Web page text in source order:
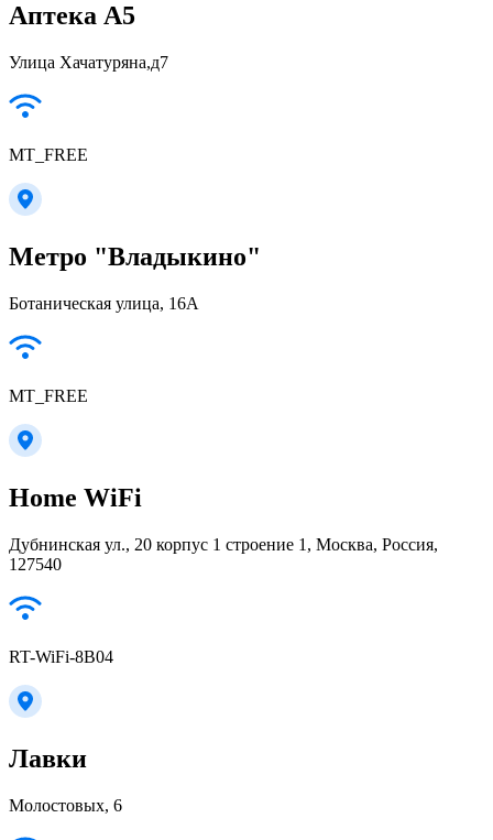
Аптека А5
Улица Хачатуряна,д7
MT_FREE
Метро "Владыкино"
Ботаническая улица, 16А
MT_FREE
Home WiFi
Дубнинская ул., 20 корпус 1 строение 1, Москва, Россия,
127540
RT-WiFi-8B04
Лавки
Молостовых, 6